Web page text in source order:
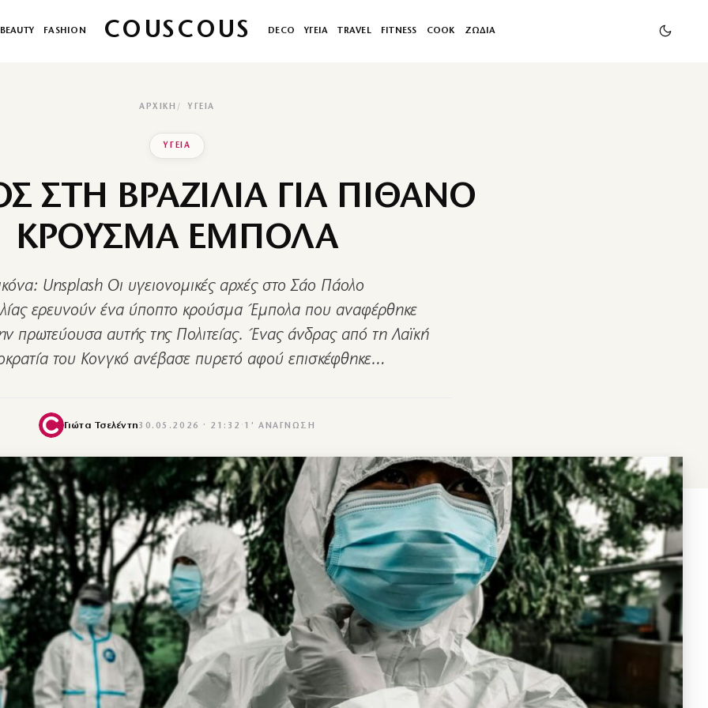
BEAUTY FASHION COUSCOUS DECO ΥΓΕΙΑ TRAVEL FITNESS COOK ΖΩΔΙΑ
ΑΡΧΙΚΉ ΥΓΕΙΑ
ΥΓΕΙΑ
ΣΤΗ ΒΡΑΖΙΛΙΑ ΓΙΑ ΠΙΘΑΝΟ
ΚΡΟΥΣΜΑ ΕΜΠΟΛΑ
Unsplash Οι υγειονομικές αρχές στο Σάο Πάολο
ερευνούν ένα ύποπτο κρούσμα Έμπολα που αναφέρθηκε
πρωτεύουσα αυτής της Πολιτείας. Ένας άνδρας από τη Λαϊκή
του Κονγκό ανέβασε πυρετό αφού επισκέφθηκε…
Γιώτα Τσελέντη30.05.2026 · 21:32 · 1′ ΑΝΆΓΝΩΣΗ